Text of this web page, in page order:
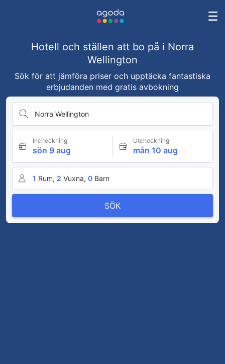
Hotell och ställen att bo på i Norra
Wellington
Sök för att jämföra priser och upptäcka fantastiska
erbjudanden med gratis avbokning
Norra Wellington
Incheckning
sön 9 aug
Utcheckning
mån 10 aug
1 Rum, 2 Vuxna, 0 Barn
SÖK